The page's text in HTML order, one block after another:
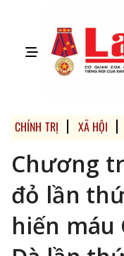
CHÍNH TRỊ XÃ HỘI
Chương
đỏ lần
hiến máu